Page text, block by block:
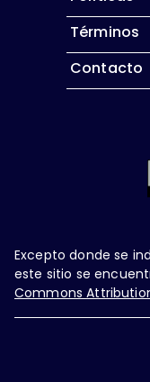
Términos
Contacto
Excepto donde se
este sitio se
Commons